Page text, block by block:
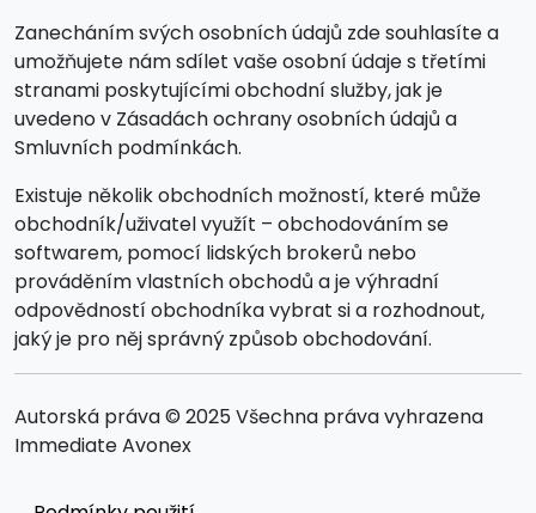
Zanecháním svých osobních údajů zde souhlasíte a
umožňujete nám sdílet vaše osobní údaje s třetími
stranami poskytujícími obchodní služby, jak je
uvedeno v Zásadách ochrany osobních údajů a
Smluvních podmínkách.
Existuje několik obchodních možností, které může
obchodník/uživatel využít – obchodováním se
softwarem, pomocí lidských brokerů nebo
prováděním vlastních obchodů a je výhradní
odpovědností obchodníka vybrat si a rozhodnout,
jaký je pro něj správný způsob obchodování.
Autorská práva © 2025 Všechna práva vyhrazena
Immediate Avonex